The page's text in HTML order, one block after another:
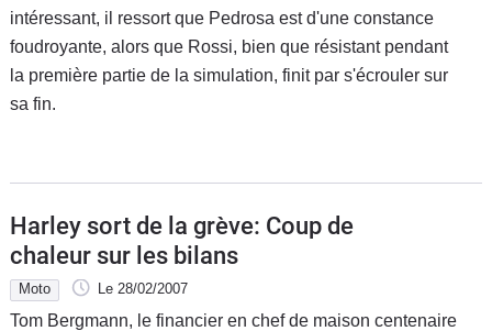
intéressant, il ressort que Pedrosa est d'une constance
foudroyante, alors que Rossi, bien que résistant pendant
la première partie de la simulation, finit par s'écrouler sur
sa fin.
Harley sort de la grève: Coup de
chaleur sur les bilans
Moto Le 28/02/2007
Tom Bergmann, le financier en chef de maison centenaire